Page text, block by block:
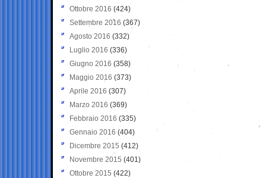
Ottobre 2016 (424)
Settembre 2016 (367)
Agosto 2016 (332)
Luglio 2016 (336)
Giugno 2016 (358)
Maggio 2016 (373)
Aprile 2016 (307)
Marzo 2016 (369)
Febbraio 2016 (335)
Gennaio 2016 (404)
Dicembre 2015 (412)
Novembre 2015 (401)
Ottobre 2015 (422)